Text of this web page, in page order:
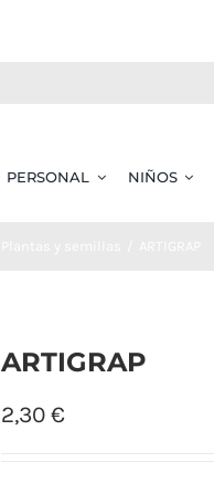
PERSONAL NIÑOS
ARTIGRAP
2,30 €